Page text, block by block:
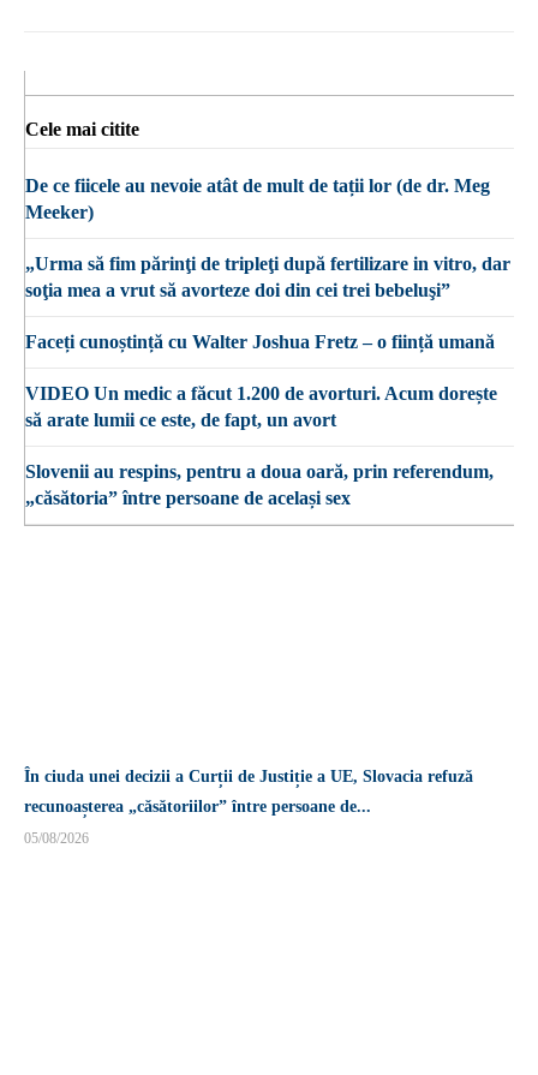
În ciuda unei decizii a Curții de Justiție a UE, Slovacia refuză
recunoașterea „căsătoriilor” între persoane de...
05/08/2026
Cele mai citite
De ce fiicele au nevoie atât de mult de tații lor (de dr. Meg
Meeker)
„Urma să fim părinţi de tripleţi după fertilizare in vitro, dar
soţia mea a vrut să avorteze doi din cei trei bebeluşi”
Faceți cunoștință cu Walter Joshua Fretz – o ființă umană
VIDEO Un medic a făcut 1.200 de avorturi. Acum dorește
să arate lumii ce este, de fapt, un avort
Slovenii au respins, pentru a doua oară, prin referendum,
„căsătoria” între persoane de același sex